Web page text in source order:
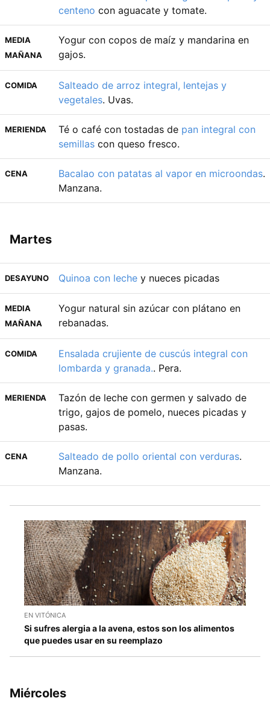
centeno con aguacate y tomate.
MEDIA
MAÑANA
Yogur con copos de maíz y mandarina en
gajos.
COMIDA
Salteado de arroz integral, lentejas y
vegetales. Uvas.
MERIENDA Té o café con tostadas de pan integral con
semillas con queso fresco.
CENA Bacalao con patatas al vapor en microondas.
Manzana.
Martes
DESAYUNO Quinoa con leche y nueces picadas
MEDIA
MAÑANA
Yogur natural sin azúcar con plátano en
rebanadas.
COMIDA
Ensalada crujiente de cuscús integral con
lombarda y granada.. Pera.
MERIENDA
Tazón de leche con germen y salvado de
trigo, gajos de pomelo, nueces picadas y
pasas.
CENA Salteado de pollo oriental con verduras.
Manzana.
EN VITÓNICA
Si sufres alergia a la avena, estos son los alimentos
que puedes usar en su reemplazo
Miércoles